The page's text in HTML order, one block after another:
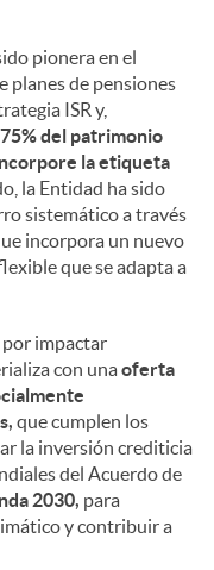
pionera en el
planes de pensiones
ISR y,
del patrimonio
la etiqueta
la Entidad ha sido
sistemático a través
incorpora un nuevo
que se adapta a
por impactar
con unaoferta
que cumplen los
la inversión crediticia
del Acuerdo de
2030, para
y contribuir a